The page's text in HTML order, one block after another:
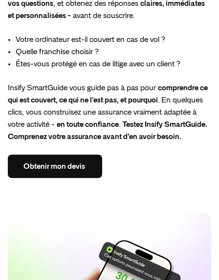
vos questions, et obtenez des réponses claires, immédiates
et personnalisées - avant de souscrire.
Votre ordinateur est-il couvert en cas de vol ?
Quelle franchise choisir ?
Êtes-vous protégé en cas de litige avec un client ?
Insify SmartGuide vous guide pas à pas pourcomprendre ce
qui est couvert, ce qui ne l’est pas, et pourquoi. En quelques
clics, vous construisez une assurance vraiment adaptée à
votre activité - en toute confiance. Testez Insify SmartGuide.
Comprenez votre assurance avant d’en avoir besoin.
Obtenirmon devis